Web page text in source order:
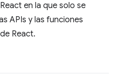
en la que solo se
APIs y las funciones
React.